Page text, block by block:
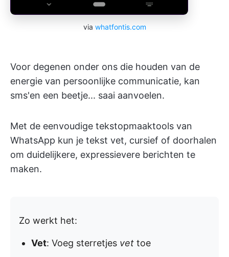
via whatfontis.com
Voor degenen onder ons die houden van de
energie van persoonlijke communicatie, kan
sms'en een beetje... saai aanvoelen.
Met de eenvoudige tekstopmaaktools van
WhatsApp kun je tekst vet, cursief of doorhalen
om duidelijkere, expressievere berichten te
maken.
Zo werkt het:
Vet: Voeg sterretjes vet toe